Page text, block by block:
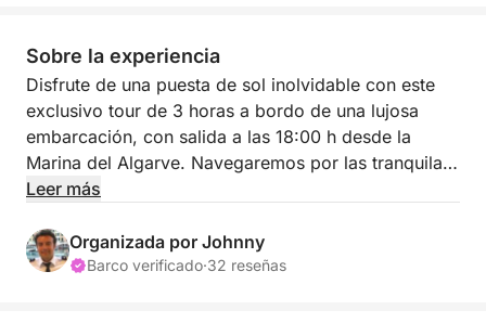
Sobre la experiencia
Disfrute de una puesta de sol inolvidable con este
exclusivo tour de 3 horas a bordo de una lujosa
embarcación, con salida a las 18:00 h desde la
Marina del Algarve. Navegaremos por las tranquilas
aguas de la Ría Formosa y sus alrededores al
relajarse, celebrar o simplemente contemplar.
Leer más
Organizada por Johnny
Barco verificado·32 reseñas